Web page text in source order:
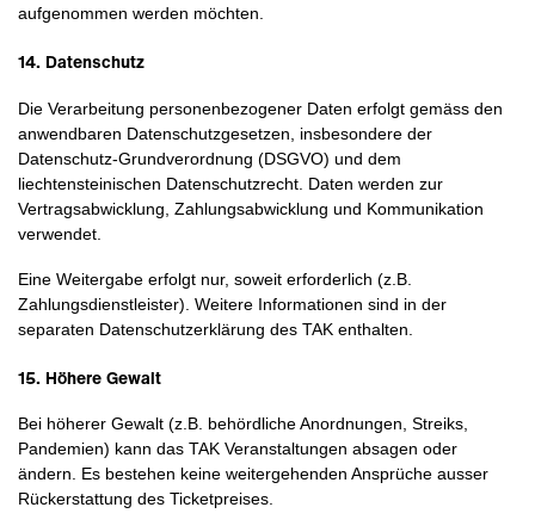
aufgenommen werden möchten.
14. Datenschutz
Die Verarbeitung personenbezogener Daten erfolgt gemäss den
anwendbaren Datenschutzgesetzen, insbesondere der
Datenschutz-Grundverordnung (DSGVO) und dem
liechtensteinischen Datenschutzrecht. Daten werden zur
Vertragsabwicklung, Zahlungsabwicklung und Kommunikation
verwendet.
Eine Weitergabe erfolgt nur, soweit erforderlich (z.B.
Zahlungsdienstleister). Weitere Informationen sind in der
separaten Datenschutzerklärung des TAK enthalten.
15. Höhere Gewalt
Bei höherer Gewalt (z.B. behördliche Anordnungen, Streiks,
Pandemien) kann das TAK Veranstaltungen absagen oder
ändern. Es bestehen keine weitergehenden Ansprüche ausser
Rückerstattung des Ticketpreises.